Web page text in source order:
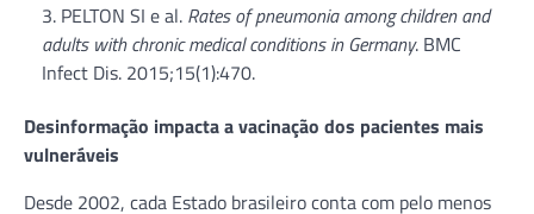
3. PELTON SI e al. Rates of pneumonia among children and
adults with chronic medical conditions in Germany. BMC
Infect Dis. 2015;15(1):470.
Desinformação impacta a vacinação dos pacientes mais
vulneráveis
Desde 2002, cada Estado brasileiro conta com pelo menos